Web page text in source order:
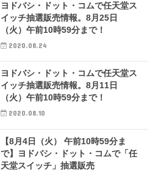
ヨドバシ・ドット・コムで任天堂ス
イッチ抽選販売情報。8月25日
（火）午前10時59分まで！
2020.08.24
ヨドバシ・ドット・コムで任天堂ス
イッチ抽選販売情報。8月11日
（火）午前10時59分まで！
2020.08.10
【8月4日（火） 午前10時59分ま
で】ヨドバシ・ドット・コムで「任
天堂スイッチ」抽選販売